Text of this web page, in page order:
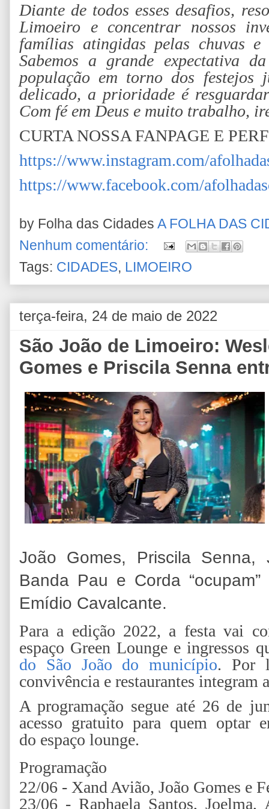
Diante de todos esses desafios,
Limoeiro e concentrar nossos
famílias atingidas pelas chuvas
Sabemos a grande expectativa
população em torno dos festejos
delicado, a prioridade é
Com fé em Deus e muito trabalho,
CURTA NOSSA FANPAGE E
https://www.instagram.com/
https://www.facebook.com/
by Folha das Cidades A FOLHA DAS
Nenhum comentário:
Tags: CIDADES, LIMOEIRO
terça-feira, 24 de maio de 2022
São João de Limoeiro:
Gomes e Priscila Senna
João Gomes, Priscila Senna,
Banda Pau e Corda
Emídio Cavalcante.
Para a edição 2022, a festa vai
espaço Green Lounge e ingressos
do São João do município. Por
convivência e restaurantes integram
A programação segue até 26 de
acesso gratuito para quem
do espaço lounge.
Programação
22/06 - Xand Avião, João Gomes e
23/06 - Raphaela Santos,